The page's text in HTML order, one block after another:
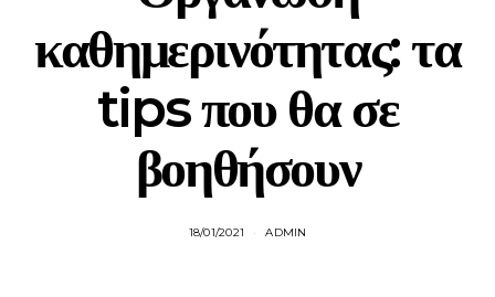
καθημερινότητας: τα
tips που θα σε
βοηθήσουν
18/01/2021 ADMIN